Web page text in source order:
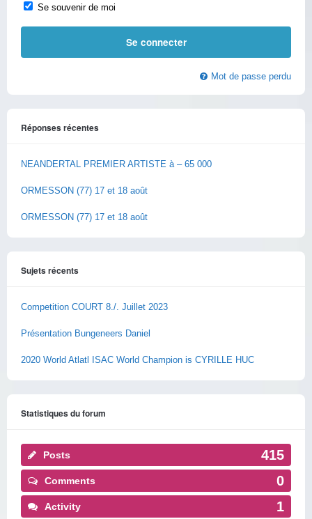
Se souvenir de moi
Mot de passe perdu
Réponses récentes
NEANDERTAL PREMIER ARTISTE à – 65 000
ORMESSON (77) 17 et 18 août
ORMESSON (77) 17 et 18 août
Sujets récents
Competition COURT 8./. Juillet 2023
Présentation Bungeneers Daniel
2020 World Atlatl ISAC World Champion is CYRILLE HUC
Statistiques du forum
Posts 415
Comments 0
Activity 1